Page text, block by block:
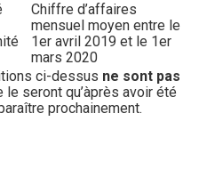
Chiffre d’affaires
mensuel moyen entre le
1er avril 2019 et le 1er
mars 2020
ci-dessus ne sont pas
le seront qu’àprès avoir été
prochainement.